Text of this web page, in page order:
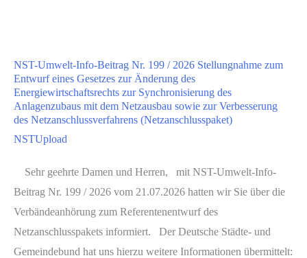
Nr.
200
/2026
Entwurf
eines
Gesetzes
für
einen
NST-Umwelt-Info-Beitrag Nr. 199 / 2026 Stellungnahme zum
Entwurf eines Gesetzes zur Änderung des
Energiewirtschaftsrechts zur Synchronisierung des
Anlagenzubaus mit dem Netzausbau sowie zur Verbesserung
des Netzanschlussverfahrens (Netzanschlusspaket)
NSTUpload
Sehr geehrte Damen und Herren, mit NST-Umwelt-Info-
Beitrag Nr. 199 / 2026 vom 21.07.2026 hatten wir Sie über die
Verbändeanhörung zum Referentenentwurf des
Netzanschlusspakets informiert. Der Deutsche Städte- und
Gemeindebund hat uns hierzu weitere Informationen übermittelt: